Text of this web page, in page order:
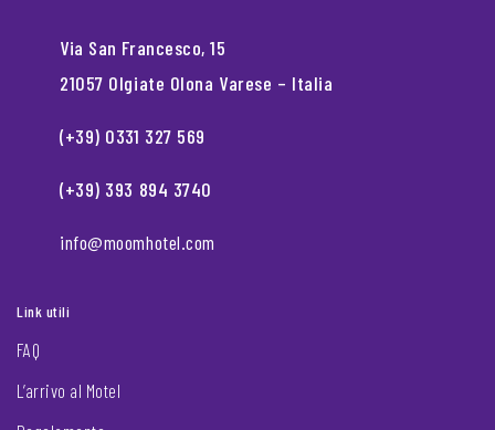
Via San Francesco, 15
21057 Olgiate Olona Varese – Italia
(+39) 0331 327 569
(+39) 393 894 3740
info@moomhotel.com
Link utili
FAQ
L’arrivo al Motel